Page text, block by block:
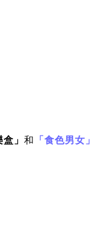
」 和 「食色男女」